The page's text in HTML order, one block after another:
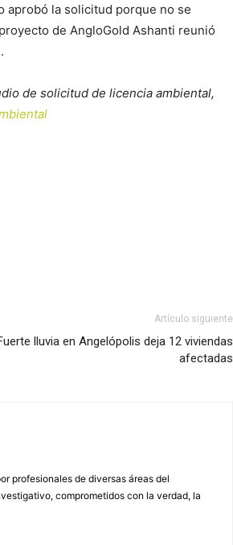
aprobó la solicitud porque no se
de AngloGold Ashanti reunió
de solicitud de licencia ambiental,
Artículo siguiente
lluvia en Angelópolis deja 12 viviendas
afectadas
profesionales de diversas áreas del
comprometidos con la verdad, la